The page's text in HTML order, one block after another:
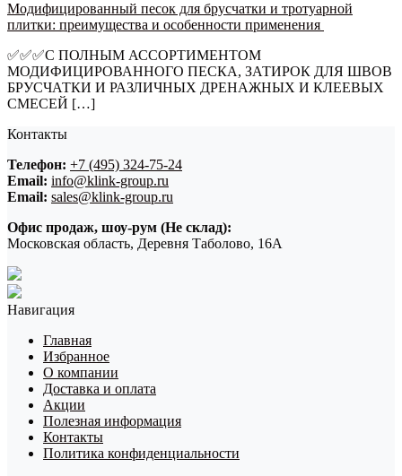
Модифицированный песок для брусчатки и тротуарной
плитки: преимущества и особенности применения
✅✅✅С ПОЛНЫМ АССОРТИМЕНТОМ
МОДИФИЦИРОВАННОГО ПЕСКА, ЗАТИРОК ДЛЯ ШВОВ
БРУСЧАТКИ И РАЗЛИЧНЫХ ДРЕНАЖНЫХ И КЛЕЕВЫХ
СМЕСЕЙ […]
Контакты
Телефон: +7 (495) 324-75-24
Email: info@klink-group.ru
Email: sales@klink-group.ru
Офис продаж, шоу-рум (Не склад):
Московская область, Деревня Таболово, 16А
Навигация
Главная
Избранное
О компании
Доставка и оплата
Акции
Полезная информация
Контакты
Политика конфиденциальности